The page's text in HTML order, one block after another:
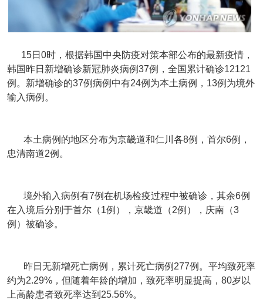
15日0时，根据韩国中央防疫对策本部公布的最新疫情，
韩国昨日新增确诊新冠肺炎病例37例，全国累计确诊12121
例。新增确诊的37例病例中有24例为本土病例，13例为境外
输入病例。
本土病例的地区分布为京畿道和仁川各8例，首尔6例，
忠清南道2例。
境外输入病例有7例在机场检疫过程中被确诊，其余6例
在入境后分别于首尔（1例），京畿道（2例），庆南（3
例）被确诊。
昨日无新增死亡病例，累计死亡病例277例。平均致死率
约为2.29%，但随着年龄的增加，致死率明显提高，80岁以
上高龄患者致死率达到25.56%。